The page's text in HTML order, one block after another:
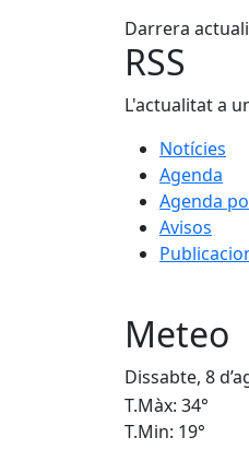
Darrera
RSS
L'actualitat a
Notícies
Agenda
Agenda
Avisos
Meteo
Dissabte, 8
T.Màx: 34°
T.Min: 19°